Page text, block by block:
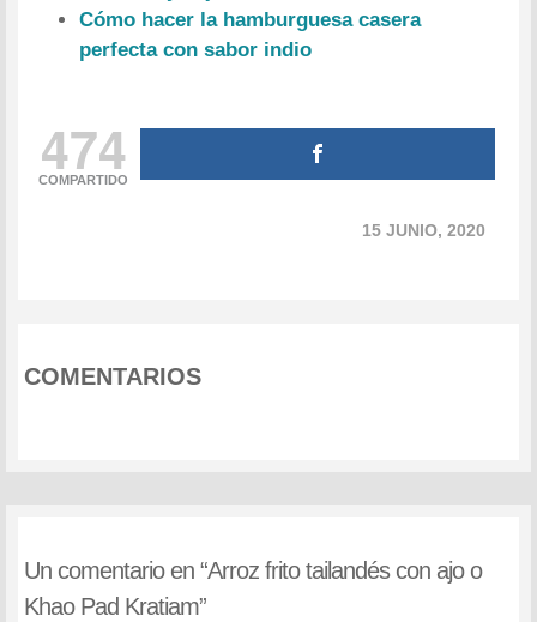
Cómo hacer la hamburguesa casera
perfecta con sabor indio
474
COMPARTIDO
15 JUNIO, 2020
COMENTARIOS
Un comentario en “Arroz frito tailandés con ajo o
Khao Pad Kratiam”